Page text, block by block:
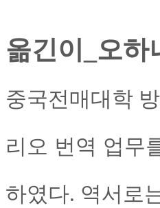
옮긴이_오하
중국전매대학
리오 번역 업무
하였다. 역서로